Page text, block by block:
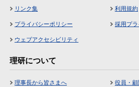
リンク集 利用規約
プライバシーポリシー 採用プ
ウェブアクセシビリティ
理研について
理事長から皆さまへ 役員・